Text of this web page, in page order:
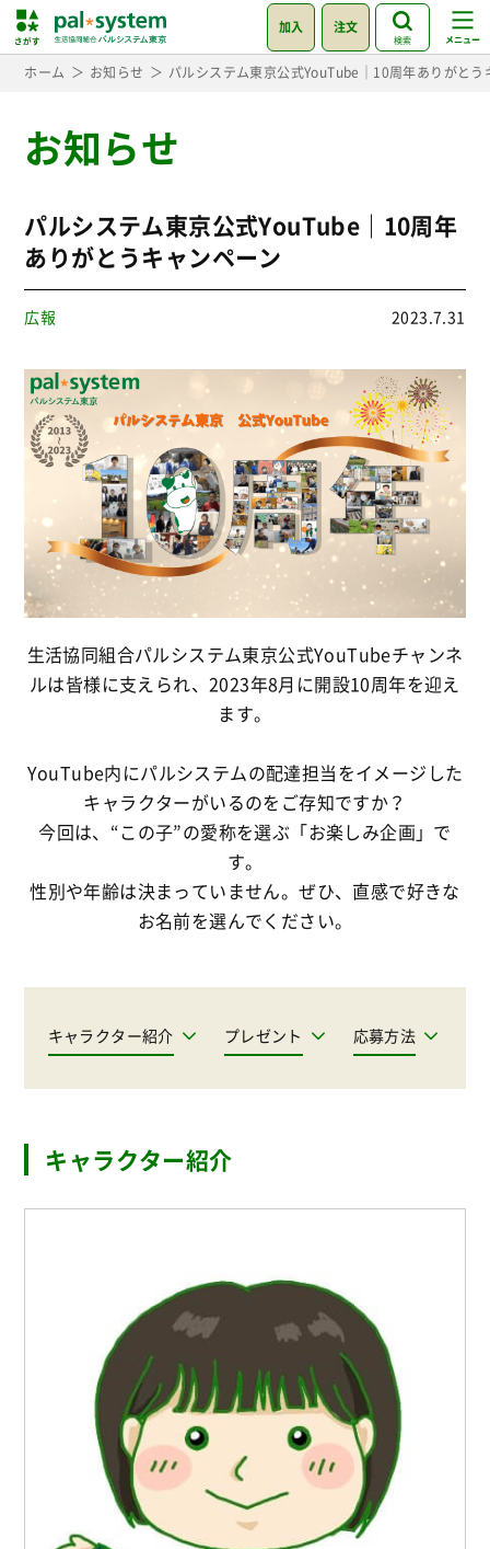
加入 注文
検索
ホーム お知らせ パルシステム東京公式YouTube｜10周年ありがとう
お知らせ
パルシステム東京公式YouTube｜10周年
ありがとうキャンペーン
広報 2023.7.31
生活協同組合パルシステム東京公式YouTubeチャンネ
ルは皆様に支えられ、2023年8月に開設10周年を迎え
ます。
YouTube内にパルシステムの配達担当をイメージした
キャラクターがいるのをご存知ですか？
今回は、“この子”の愛称を選ぶ「お楽しみ企画」で
す。
性別や年齢は決まっていません。ぜひ、直感で好きな
お名前を選んでください。
キャラクター紹介 プレゼント 応募方法
キャラクター紹介